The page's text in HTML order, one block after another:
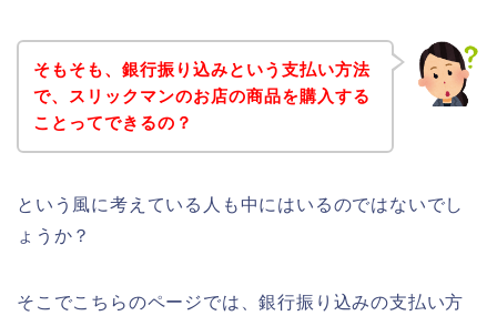
そもそも、銀行振り込みという支払い方法
で、スリックマンのお店の商品を購入する
ことってできるの？
という風に考えている人も中にはいるのではないでし
ょうか？
そこでこちらのページでは、銀行振り込みの支払い方